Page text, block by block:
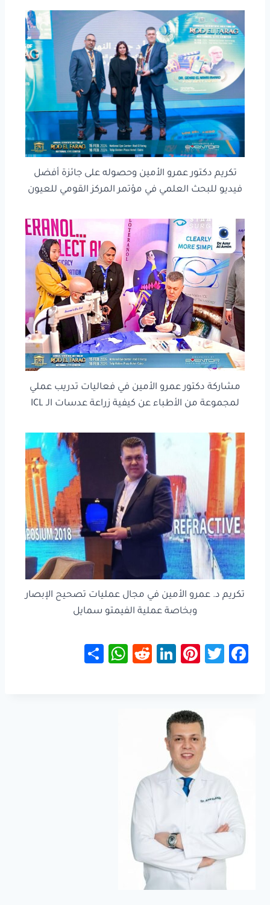
تكريم دكتور عمرو الأمين وحصوله على جائزة أفضل
فيديو للبحث العلمي في مؤتمر المركز القومي للعيون
مشاركة دكتور عمرو الأمين في فعاليات تدريب عملي
لمجموعة من الأطباء عن كيفية زراعة عدسات الـ ICL
تكريم د. عمرو الأمين في مجال عمليات تصحيح الإبصار
وبخاصة عملية الفيمتو سمايل
Fa
T
er
Pi
es
t
Li
R
W